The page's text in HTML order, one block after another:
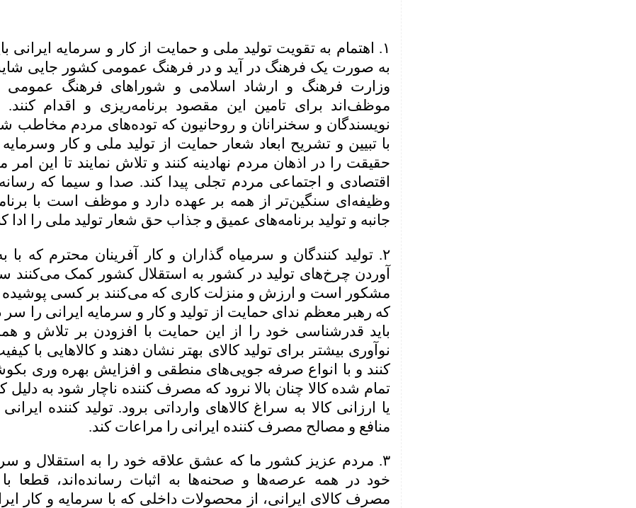
۱. اهتمام به تقویت تولید ملی و حمایت از کار و سرمایه ایرانی
به صورت یک فرهنگ در آید و در فرهنگ عمومی کشور جایی
وزارت فرهنگ و ارشاد اسلامی و شوراهای فرهنگ عمومی
موظف‌اند برای تامین این مقصود برنامه‌ریزی و اقدام کنند.
نویسندگان و سخنرانان و روحانیون که توده‌های مردم مخاطب
با تبیین و تشریح ابعاد شعار حمایت از تولید ملی و کار وسرمایه
حقیقت را در اذهان مردم نهادینه کنند و تلاش نمایند تا این امر
اقتصادی و اجتماعی مردم تجلی پیدا کند. صدا و سیما که
وظیفه‌ای سنگین‌تر از همه بر عهده دارد و موظف است با
جانبه و تولید برنامه‌های عمیق و جذاب حق شعار تولید ملی را ادا
۲. تولید کنندگان و سرمیاه گذاران و کار آفرینان محترم که
آوردن چرخ‌های تولید در کشور به استقلال کشور کمک می‌کنند
مشکور است و ارزش و منزلت کاری که می‌‌کنند بر کسی
که رهبر معظم ندای حمایت از تولید و کار و سرمایه ایرانی را سر
باید قدر‌شناسی خود را از این حمایت با افزودن بر تلاش و
نوآوری بیشتر برای تولید کالای بهتر نشان دهند و کالاهایی با
کنند و با انواع صرفه جویی‌های منطقی و افزایش بهره وری
تمام شده کالا چنان بالا نرود که مصرف کننده ناچار شود به دلیل
یا ارزانی کالا به سراغ کالاهای وارداتی برود. تولید کننده
منافع و مصالح مصرف کننده ایرانی را مراعات کند.
۳. مردم عزیز کشور ما که عشق علاقه خود را به استقلال و
خود در همه عرصه‌ها و صحنه‌ها به اثبات رسانده‌اند، قطعا
مصرف کالای ایرانی، از محصولات داخلی که با سرمایه و کار